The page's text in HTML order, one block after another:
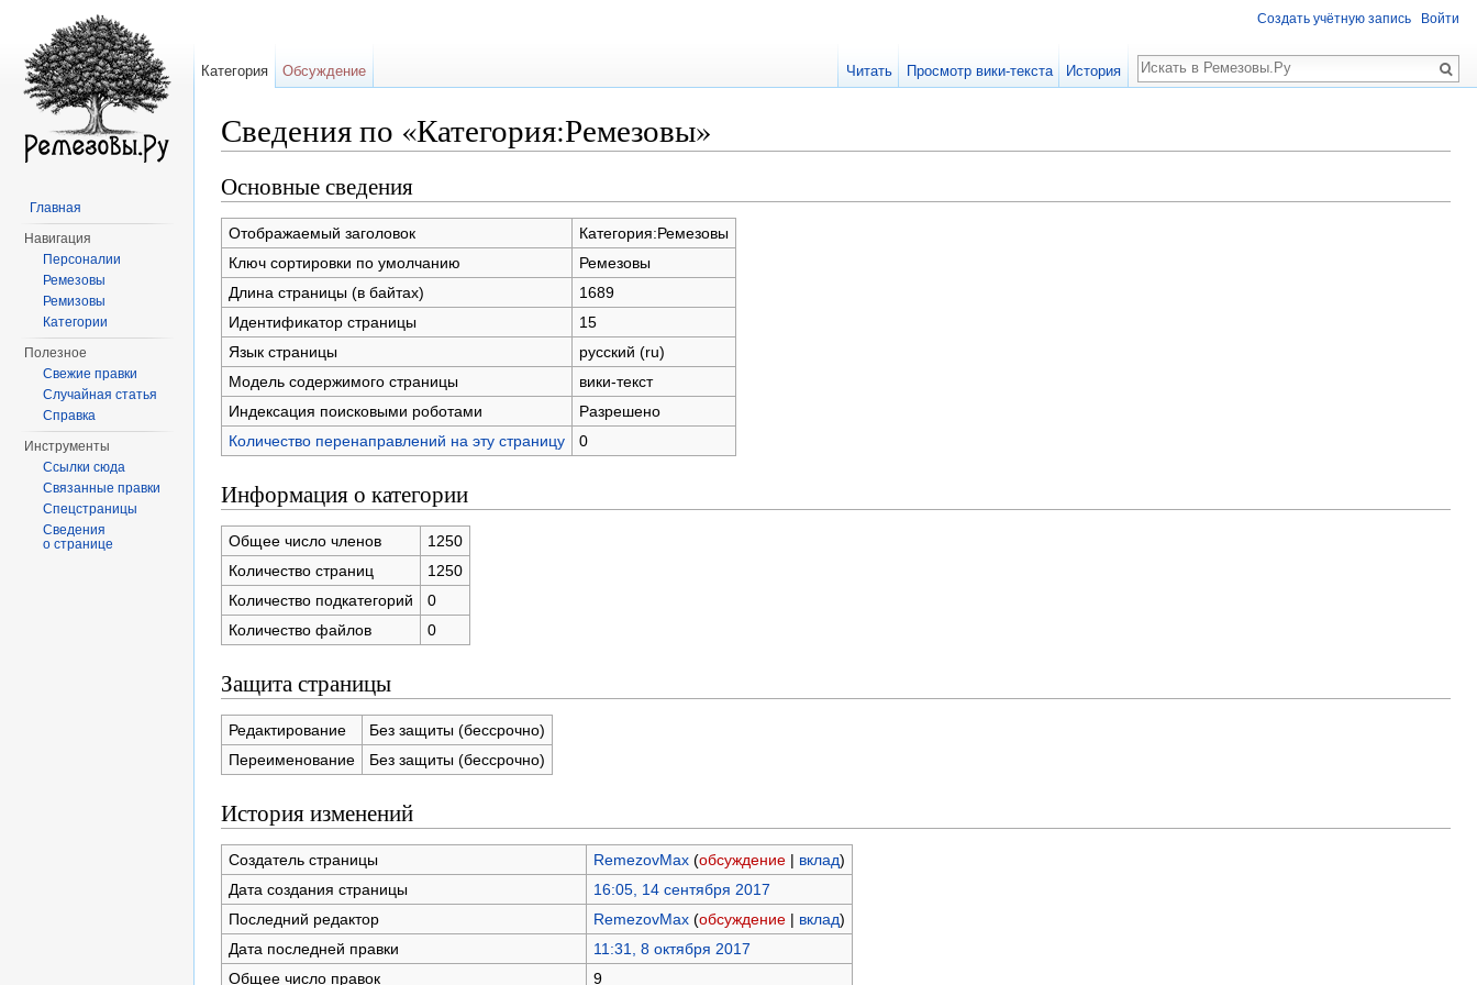
Сведения по «Категория:Ремезовы»
Основные сведения
Отображаемый заголовок
Категория:Ремезовы
Ключ сортировки по умолчанию
Ремезовы
Длина страницы (в байтах)
1689
Идентификатор страницы
15
Язык страницы
русский (ru)
Модель содержимого страницы
вики-текст
Индексация поисковыми роботами
Разрешено
Количество перенаправлений на эту страницу
0
Информация о категории
Общее число членов
1250
Количество страниц
1250
Количество подкатегорий
0
Количество файлов
0
Защита страницы
Редактирование
Без защиты (бессрочно)
Переименование
Без защиты (бессрочно)
История изменений
Создатель страницы RemezovMax (обсуждение| вклад)
Дата создания страницы
16:05, 14 сентября 2017
Последний редактор
RemezovMax (обсуждение| вклад)
Дата последней правки
11:31, 8 октября 2017
Общее число правок
9
Создать учётную запись Войти
Категория Обсуждение Читать Просмотр вики-текста История
Поиск
Главная
Навигация
Персоналии
Ремезовы
Ремизовы
Категории
Полезное
Свежие правки
Случайная статья
Справка
Инструменты
Ссылки сюда
Связанные правки
Спецстраницы
Сведения
о странице